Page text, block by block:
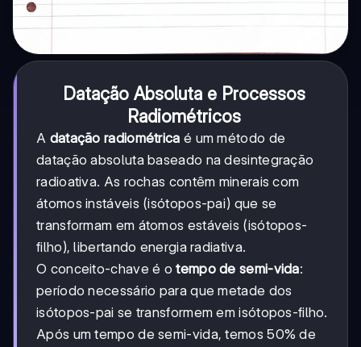
Datação Absoluta e Processos
Radiométricos
A datação radiométrica é um método de
datação absoluta baseado na desintegração
radioativa. As rochas contêm minerais com
átomos instáveis (isótopos-pai) que se
transformam em átomos estáveis (isótopos-
filho), libertando energia radiativa.
O conceito-chave é otempo de semi-vida:
período necessário para que metade dos
isótopos-pai se transformem em isótopos-filho.
Após um tempo de semi-vida, temos 50% de